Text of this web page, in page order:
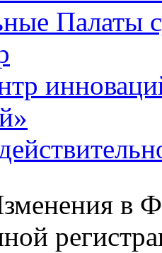
Палаты
в